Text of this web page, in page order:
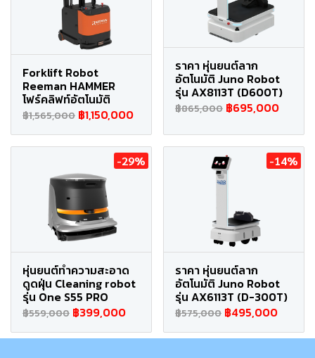
Forklift Robot
Reeman HAMMER
โฟร์คลิฟท์อัตโนมัติ
฿1,565,000 ฿1,150,000
ราคา หุ่นยนต์ลาก
อัตโนมัติ Juno Robot
รุ่น AX8113T (D600T)
฿865,000 ฿695,000
-29%
หุ่นยนต์ทำความสะอาด
ดูดฝุ่น Cleaning robot
รุ่น One S55 PRO
฿559,000 ฿399,000
-14%
ราคา หุ่นยนต์ลาก
อัตโนมัติ Juno Robot
รุ่น AX6113T (D-300T)
฿575,000 ฿495,000